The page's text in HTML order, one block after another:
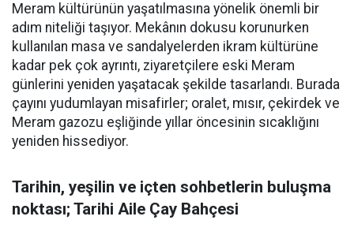
Meram kültürünün yaşatılmasına yönelik önemli bir
adım niteliği taşıyor. Mekânın dokusu korunurken
kullanılan masa ve sandalyelerden ikram kültürüne
kadar pek çok ayrıntı, ziyaretçilere eski Meram
günlerini yeniden yaşatacak şekilde tasarlandı. Burada
çayını yudumlayan misafirler; oralet, mısır, çekirdek ve
Meram gazozu eşliğinde yıllar öncesinin sıcaklığını
yeniden hissediyor.
Tarihin, yeşilin ve içten sohbetlerin buluşma
noktası; Tarihi Aile Çay Bahçesi